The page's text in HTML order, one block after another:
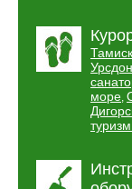
Тамиск
Урсдон
море,